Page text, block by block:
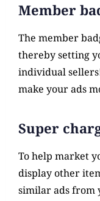
Member
The member
thereby setting
individual
make your ads
Super
To help market
display other
similar ads from